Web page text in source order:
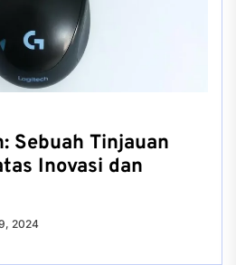
Sebuah Tinjauan
Inovasi dan
2024